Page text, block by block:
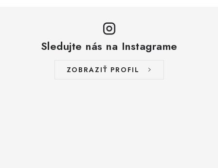
Sledujte nás na Instagrame
ZOBRAZIŤ PROFIL